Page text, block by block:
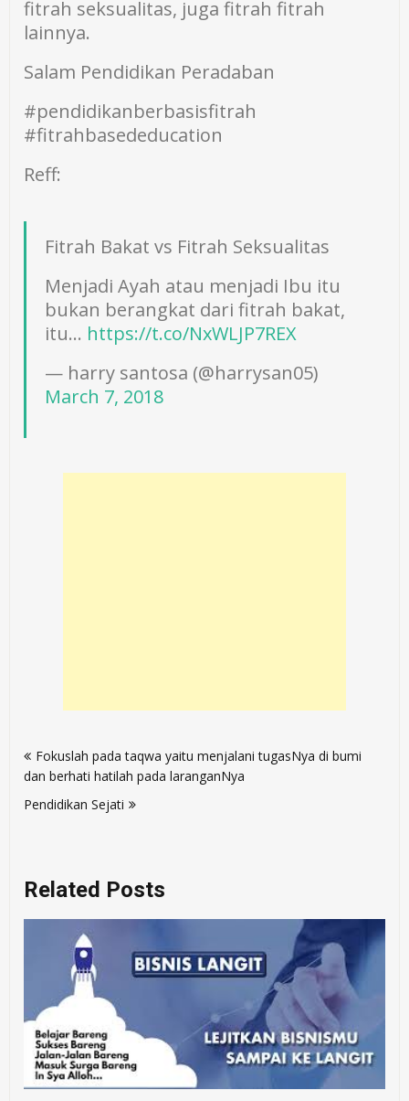
fitrah seksualitas, juga fitrah fitrah
lainnya.
Salam Pendidikan Peradaban
#pendidikanberbasisfitrah
#fitrahbasededucation
Reff:
Fitrah Bakat vs Fitrah Seksualitas
Menjadi Ayah atau menjadi Ibu itu
bukan berangkat dari fitrah bakat,
itu… https://t.co/NxWLJP7REX
— harry santosa (@harrysan05)
March 7, 2018
navigation
Fokuslah pada taqwa yaitu menjalani tugasNya di bumi
dan berhati hatilah pada laranganNya
Pendidikan Sejati
Related Posts